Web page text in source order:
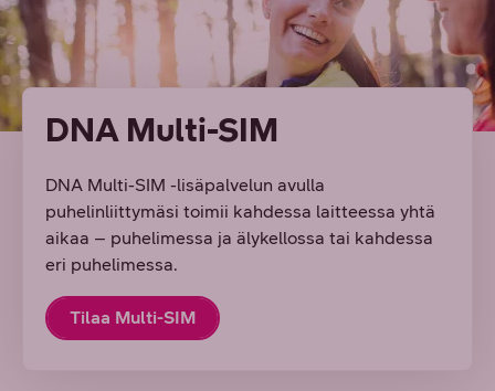
DNA Multi-SIM
DNA Multi-SIM -lisäpalvelun avulla
puhelinliittymäsi toimii kahdessa laitteessa yhtä
aikaa – puhelimessa ja älykellossa tai kahdessa
eri puhelimessa.
Tilaa Multi-SIM